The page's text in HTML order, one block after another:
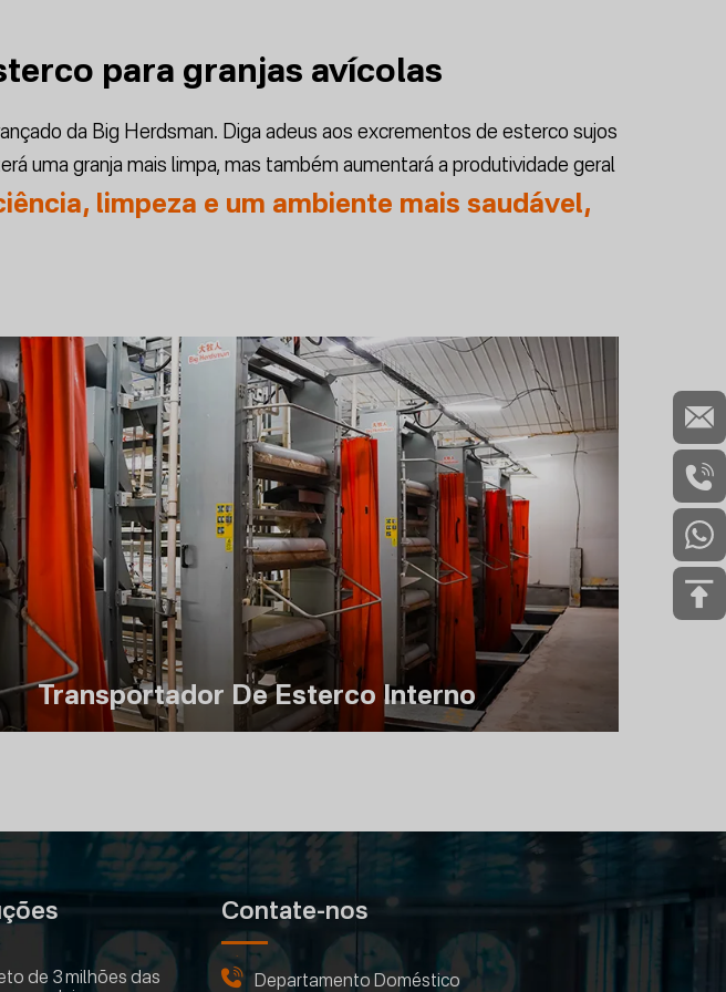
para granjas avícolas
da Big Herdsman. Diga adeus aos excrementos de esterco sujos
uma granja mais limpa, mas também aumentará a produtividade geral
limpeza e um ambiente mais saudável,
Transportador De Esterco Interno
de 3 milhões das
Contate-nos
Departamento Doméstico